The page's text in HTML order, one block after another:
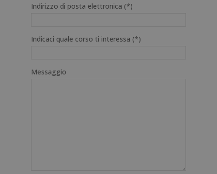
Indirizzo di posta elettronica (*)
Indicaci quale corso ti interessa (*)
Messaggio